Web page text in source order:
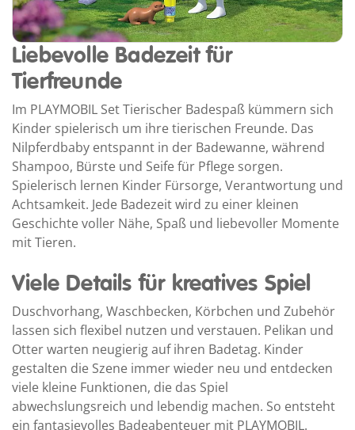
Liebevolle Badezeit für
Tierfreunde
Im PLAYMOBIL Set Tierischer Badespaß kümmern sich
Kinder spielerisch um ihre tierischen Freunde. Das
Nilpferdbaby entspannt in der Badewanne, während
Shampoo, Bürste und Seife für Pflege sorgen.
Spielerisch lernen Kinder Fürsorge, Verantwortung und
Achtsamkeit. Jede Badezeit wird zu einer kleinen
Geschichte voller Nähe, Spaß und liebevoller Momente
mit Tieren.
Viele Details für kreatives Spiel
Duschvorhang, Waschbecken, Körbchen und Zubehör
lassen sich flexibel nutzen und verstauen. Pelikan und
Otter warten neugierig auf ihren Badetag. Kinder
gestalten die Szene immer wieder neu und entdecken
viele kleine Funktionen, die das Spiel
abwechslungsreich und lebendig machen. So entsteht
ein fantasievolles Badeabenteuer mit PLAYMOBIL.